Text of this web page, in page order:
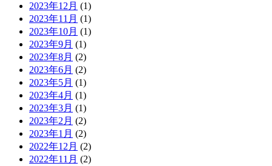
2023年12月 (1)
2023年11月 (1)
2023年10月 (1)
2023年9月 (1)
2023年8月 (2)
2023年6月 (2)
2023年5月 (1)
2023年4月 (1)
2023年3月 (1)
2023年2月 (2)
2023年1月 (2)
2022年12月 (2)
2022年11月 (2)